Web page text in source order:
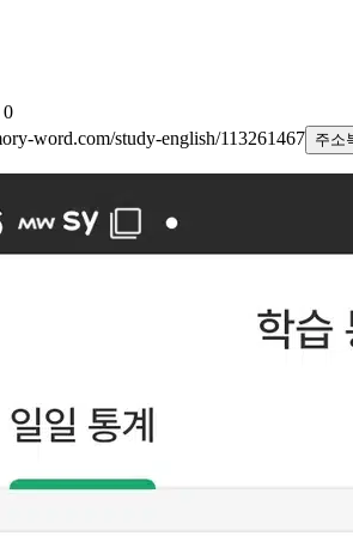
0
word.com/study-english/113261467 주소